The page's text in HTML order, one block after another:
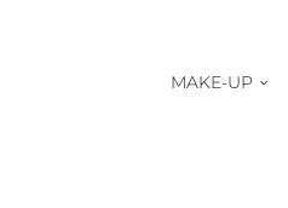
MAKE-UP